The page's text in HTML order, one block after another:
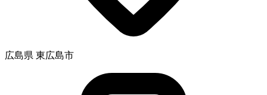
広島県 東広島市